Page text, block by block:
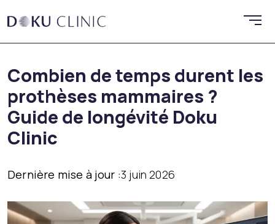
Combien de temps durent les
prothèses mammaires ?
Guide de longévité Doku
Clinic
Dernière mise à jour :3 juin 2026